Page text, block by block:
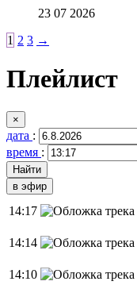
23 07 2026
1 2 3 →
Плейлист
×
дата :
время :
в эфир
14:17
14:14
14:10